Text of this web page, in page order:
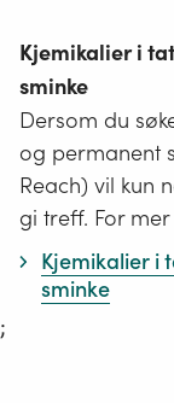
Kjemikalier i
sminke
Dersom du
og permanent
Reach) vil kun
gi treff. For
Kjemikalier i
sminke
;